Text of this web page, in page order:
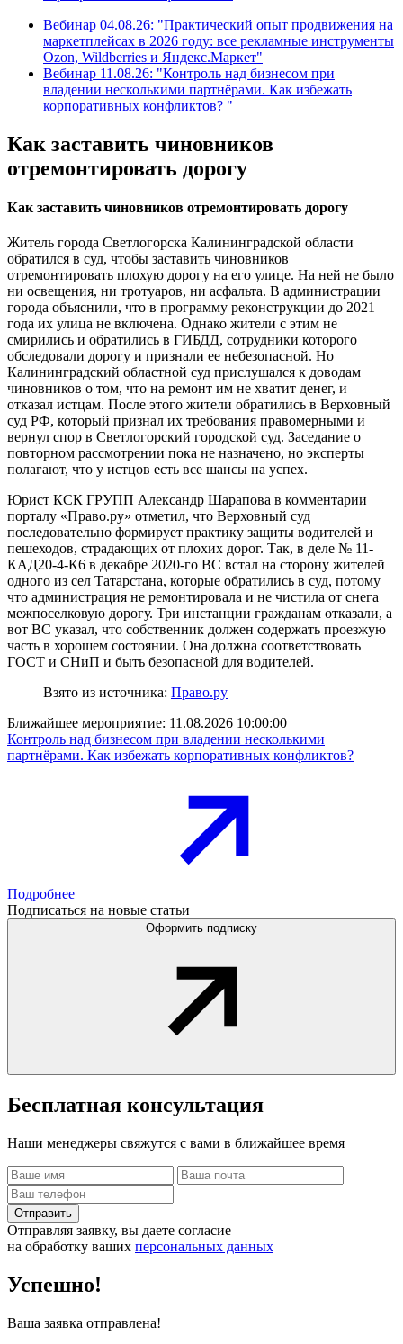
Вебинар 04.08.26: "Практический опыт продвижения на
маркетплейсах в 2026 году: все рекламные инструменты
Ozon, Wildberries и Яндекс.Маркет"
Вебинар 11.08.26: "Контроль над бизнесом при
владении несколькими партнёрами. Как избежать
корпоративных конфликтов? "
Как заставить чиновников
отремонтировать дорогу
Как заставить чиновников отремонтировать дорогу
Житель города Светлогорска Калининградской области
обратился в суд, чтобы заставить чиновников
отремонтировать плохую дорогу на его улице. На ней не было
ни освещения, ни тротуаров, ни асфальта. В администрации
города объяснили, что в программу реконструкции до 2021
года их улица не включена. Однако жители с этим не
смирились и обратились в ГИБДД, сотрудники которого
обследовали дорогу и признали ее небезопасной. Но
Калининградский областной суд прислушался к доводам
чиновников о том, что на ремонт им не хватит денег, и
отказал истцам. После этого жители обратились в Верховный
суд РФ, который признал их требования правомерными и
вернул спор в Светлогорский городской суд. Заседание о
повторном рассмотрении пока не назначено, но эксперты
полагают, что у истцов есть все шансы на успех.
Юрист КСК ГРУПП Александр Шарапова в комментарии
порталу «Право.ру» отметил, что Верховный суд
последовательно формирует практику защиты водителей и
пешеходов, страдающих от плохих дорог. Так, в деле № 11-
КАД20-4-К6 в декабре 2020-го ВС встал на сторону жителей
одного из сел Татарстана, которые обратились в суд, потому
что администрация не ремонтировала и не чистила от снега
межпоселковую дорогу. Три инстанции гражданам отказали, а
вот ВС указал, что собственник должен содержать проезжую
часть в хорошем состоянии. Она должна соответствовать
ГОСТ и СНиП и быть безопасной для водителей.
Взято из источника: Право.ру
Ближайшее мероприятие: 11.08.2026 10:00:00
Контроль над бизнесом при владении несколькими
партнёрами. Как избежать корпоративных конфликтов?
Подробнее
Подписаться на новые статьи
Оформить подписку
Бесплатная консультация
Наши менеджеры свяжутся с вами в ближайшее время
Отправить
Отправляя заявку, вы даете согласие
на обработку ваших персональных данных
Успешно!
Ваша заявка отправлена!